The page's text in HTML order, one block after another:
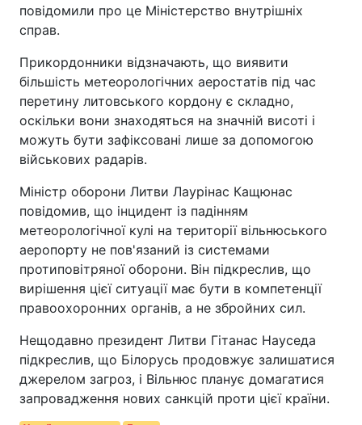
повідомили про це Міністерство внутрішніх
справ.
Прикордонники відзначають, що виявити
більшість метеорологічних аеростатів під час
перетину литовського кордону є складно,
оскільки вони знаходяться на значній висоті і
можуть бути зафіксовані лише за допомогою
військових радарів.
Міністр оборони Литви Лаурінас Кащюнас
повідомив, що інцидент із падінням
метеорологічної кулі на території вільнюського
аеропорту не пов'язаний із системами
протиповітряної оборони. Він підкреслив, що
вирішення цієї ситуації має бути в компетенції
правоохоронних органів, а не збройних сил.
Нещодавно президент Литви Гітанас Науседа
підкреслив, що Білорусь продовжує залишатися
джерелом загроз, і Вільнюс планує домагатися
запровадження нових санкцій проти цієї країни.